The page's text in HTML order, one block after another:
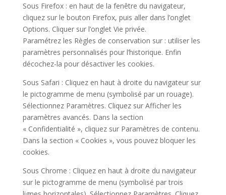
Sous Firefox : en haut de la fenêtre du navigateur,
cliquez sur le bouton Firefox, puis aller dans l’onglet
Options. Cliquer sur l’onglet Vie privée.
Paramétrez les Règles de conservation sur : utiliser les
paramètres personnalisés pour l’historique. Enfin
décochez-la pour désactiver les cookies.
Sous Safari : Cliquez en haut à droite du navigateur sur
le pictogramme de menu (symbolisé par un rouage).
Sélectionnez Paramètres. Cliquez sur Afficher les
paramètres avancés. Dans la section
« Confidentialité », cliquez sur Paramètres de contenu.
Dans la section « Cookies », vous pouvez bloquer les
cookies.
Sous Chrome : Cliquez en haut à droite du navigateur
sur le pictogramme de menu (symbolisé par trois